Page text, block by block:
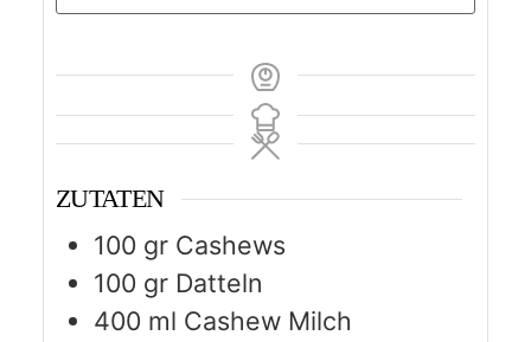
ZUTATEN
100 gr Cashews
100 gr Datteln
400 ml Cashew Milch